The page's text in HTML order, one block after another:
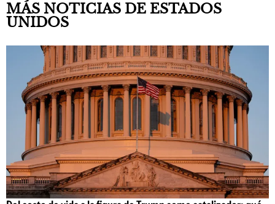
MÁS NOTICIAS DE ESTADOS
UNIDOS